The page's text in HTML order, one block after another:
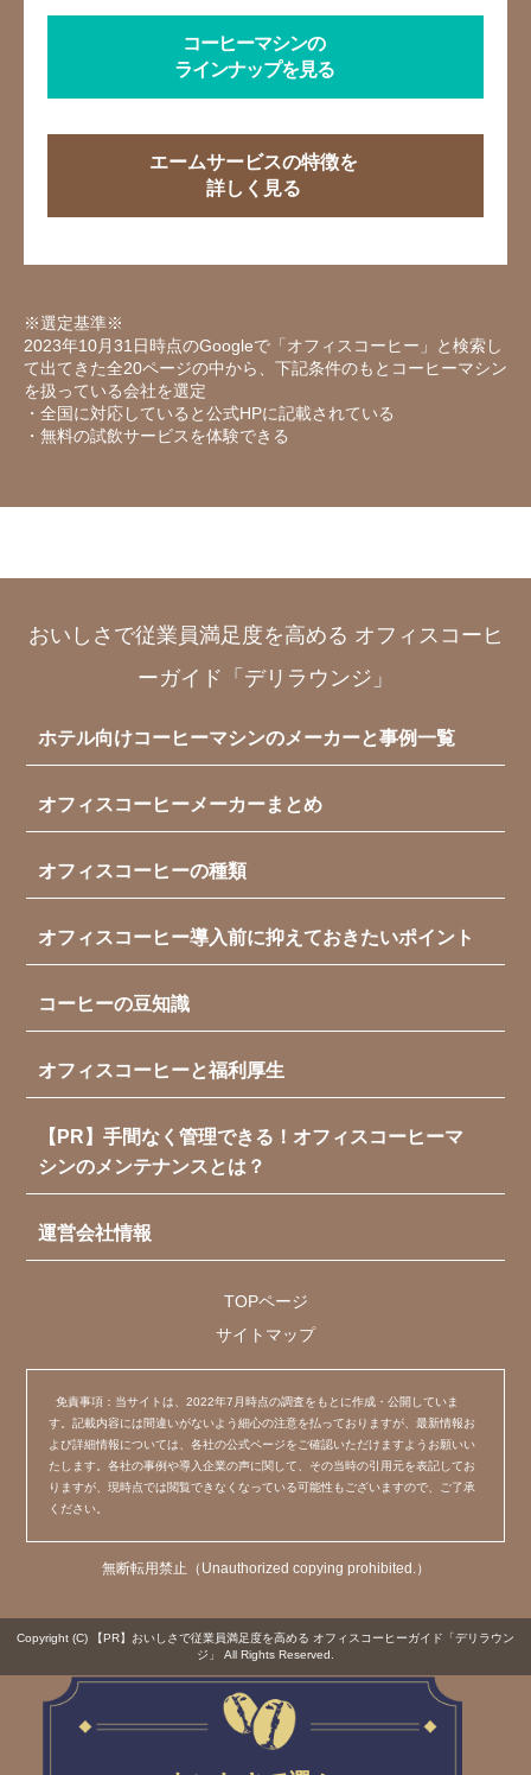
コーヒーマシンの
ラインナップを見る
エームサービスの特徴を
詳しく見る
※選定基準※
2023年10月31日時点のGoogleで「オフィスコーヒー」と検索し
て出てきた全20ページの中から、下記条件のもとコーヒーマシン
を扱っている会社を選定
・全国に対応していると公式HPに記載されている
・無料の試飲サービスを体験できる
おいしさで従業員満足度を高める オフィスコーヒ
ーガイド「デリラウンジ」
ホテル向けコーヒーマシンのメーカーと事例一覧
オフィスコーヒーメーカーまとめ
オフィスコーヒーの種類
オフィスコーヒー導入前に抑えておきたいポイント
コーヒーの豆知識
オフィスコーヒーと福利厚生
【PR】手間なく管理できる！オフィスコーヒーマ
シンのメンテナンスとは？
運営会社情報
TOPページ
サイトマップ
免責事項：当サイトは、2022年7月時点の調査をもとに作成・公開していま
す。記載内容には間違いがないよう細心の注意を払っておりますが、最新情報お
よび詳細情報については、各社の公式ページをご確認いただけますようお願いい
たします。各社の事例や導入企業の声に関して、その当時の引用元を表記してお
りますが、現時点では閲覧できなくなっている可能性もございますので、ご了承
ください。
無断転用禁止（Unauthorized copying prohibited.）
Copyright (C)
【PR】おいしさで従業員満足度を高める オフィスコーヒーガイド「デリラウン
ジ」
All Rights Reserved.